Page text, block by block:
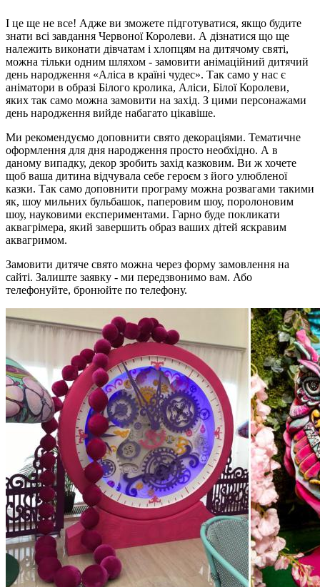
І це ще не все! Адже ви зможете підготуватися, якщо будите
знати всі завдання Червоної Королеви. А дізнатися що ще
належить виконати дівчатам і хлопцям на дитячому святі,
можна тільки одним шляхом - замовити анімаційний дитячий
день народження «Аліса в країні чудес». Так само у нас є
аніматори в образі Білого кролика, Аліси, Білої Королеви,
яких так само можна замовити на захід. З цими персонажами
день народження вийде набагато цікавіше.
Ми рекомендуємо доповнити свято декораціями. Тематичне
оформлення для дня народження просто необхідно. А в
даному випадку, декор зробить захід казковим. Ви ж хочете
щоб ваша дитина відчувала себе героєм з його улюбленої
казки. Так само доповнити програму можна розвагами такими
як, шоу мильних бульбашок, паперовим шоу, поролоновим
шоу, науковими експериментами. Гарно буде покликати
аквагрімера, який завершить образ ваших дітей яскравим
аквагримом.
Замовити дитяче свято можна через форму замовлення на
сайті. Залиште заявку - ми передзвонимо вам. Або
телефонуйте, бронюйте по телефону.